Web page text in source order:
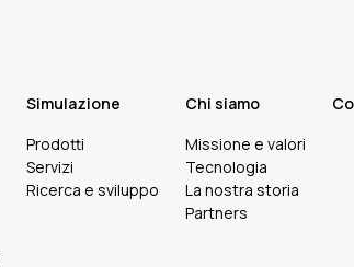
Simulazione
Prodotti
Servizi
Ricerca e sviluppo
Chi siamo
Missione e valori
Tecnologia
La nostra storia
Partners